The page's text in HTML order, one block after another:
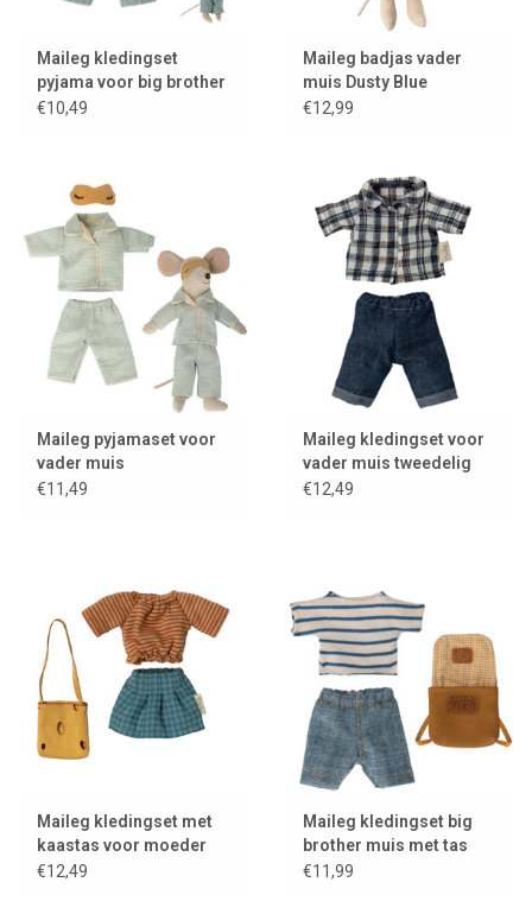
Maileg kledingset
pyjama voor big brother
muis
€10,49
Maileg badjas vader
muis Dusty Blue
€12,99
Maileg pyjamaset voor
vader muis
€11,49
Maileg kledingset voor
vader muis tweedelig
€12,49
Maileg kledingset met
kaastas voor moeder
muis
€12,49
Maileg kledingset big
brother muis met tas
€11,99